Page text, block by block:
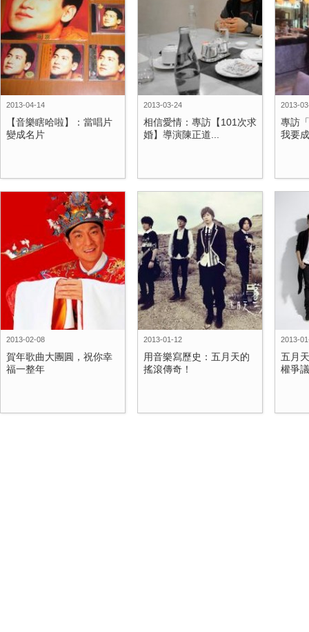
2013-04-14
【音樂瞎哈啦】：當唱片
變成名片
2013-03-24
相信愛情：專訪【101次求
婚】導演陳正道...
2013-
專訪
我要
2013-02-08
賀年歌曲大團圓，祝你幸
福一整年
2013-01-12
用音樂寫歷史：五月天的
搖滾傳奇！
2013-
五月
權爭